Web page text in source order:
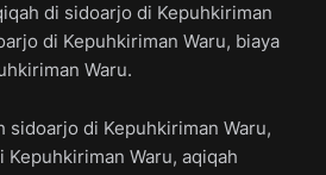
di sidoarjo di Kepuhkiriman
di Kepuhkiriman Waru, biaya
Waru.
sidoarjo di Kepuhkiriman Waru,
Waru, aqiqah